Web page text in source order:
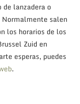
lanzadera o
salen
los horarios de los
Zuid en
esperas, puedes
.